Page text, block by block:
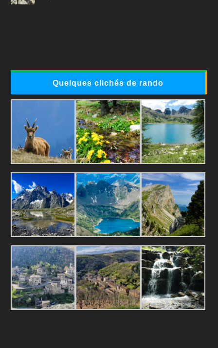
Quelques clichés de rando